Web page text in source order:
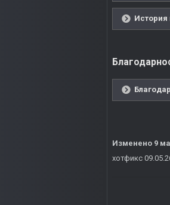
История
Изменено 9
хотфикс